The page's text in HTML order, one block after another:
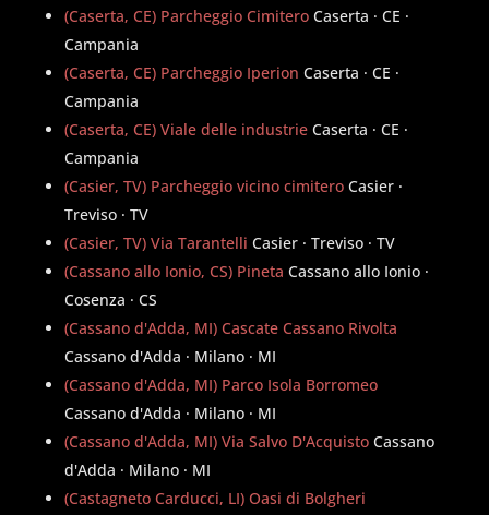
(Caserta, CE) Parcheggio Cimitero Caserta · CE ·
Campania
(Caserta, CE) Parcheggio Iperion Caserta · CE ·
Campania
(Caserta, CE) Viale delle industrie Caserta · CE ·
Campania
(Casier, TV) Parcheggio vicino cimitero Casier ·
Treviso · TV
(Casier, TV) Via Tarantelli Casier · Treviso · TV
(Cassano allo Ionio, CS) Pineta Cassano allo Ionio ·
Cosenza · CS
(Cassano d'Adda, MI) Cascate Cassano Rivolta
Cassano d'Adda · Milano · MI
(Cassano d'Adda, MI) Parco Isola Borromeo
Cassano d'Adda · Milano · MI
(Cassano d'Adda, MI) Via Salvo D'Acquisto Cassano
d'Adda · Milano · MI
(Castagneto Carducci, LI) Oasi di Bolgheri